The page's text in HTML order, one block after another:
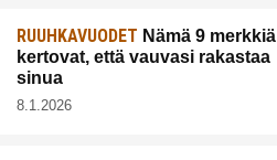
RUUHKAVUODET Nämä 9 merkkiä
kertovat, että vauvasi rakastaa
sinua
8.1.2026